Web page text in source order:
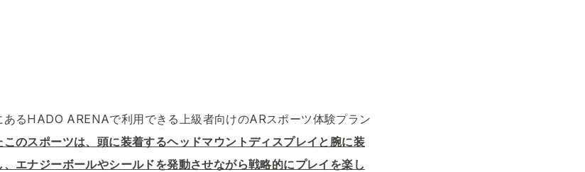
あるHADO ARENAで利用できる上級者向けのARスポーツ体験プラン
のスポーツは、頭に装着するヘッドマウントディスプレイと腕に装
エナジーボールやシールドを発動させながら戦略的にプレイを楽し